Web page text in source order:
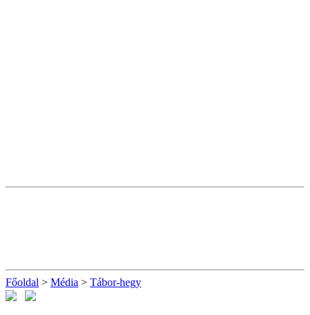
Főoldal > Média > Tábor-hegy